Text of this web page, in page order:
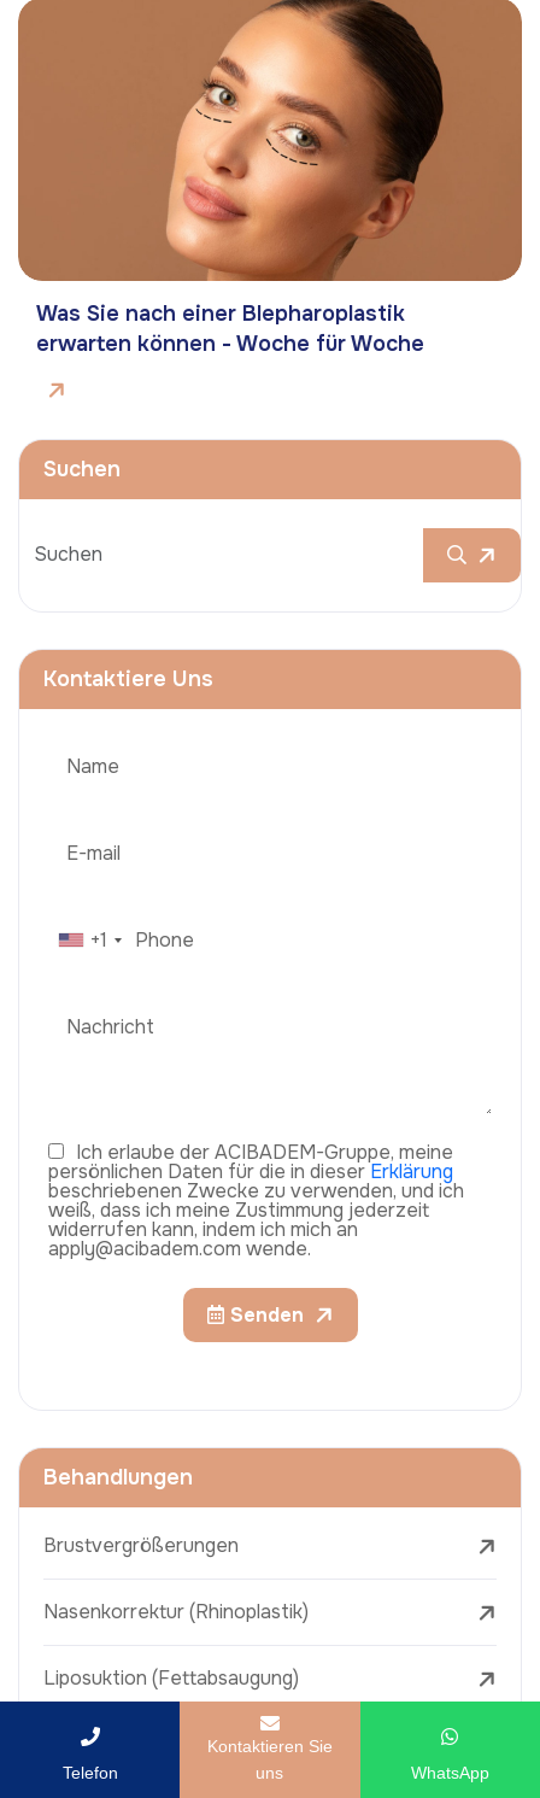
Was Sie nach einer Blepharoplastik
erwarten können - Woche für Woche
Suchen
Kontaktiere Uns
+1
Ich erlaube der ACIBADEM-Gruppe, meine
persönlichen Daten für die in dieserErklärung
beschriebenen Zwecke zu verwenden, und ich
weiß, dass ich meine Zustimmung jederzeit
widerrufen kann, indem ich mich an
apply@acibadem.com wende.
Senden
Behandlungen
Brustvergrößerungen
Nasenkorrektur (Rhinoplastik)
Liposuktion (Fettabsaugung)
Brazilian Butt Lift (BBL)
Telefon
Kontaktieren Sie
uns
WhatsApp